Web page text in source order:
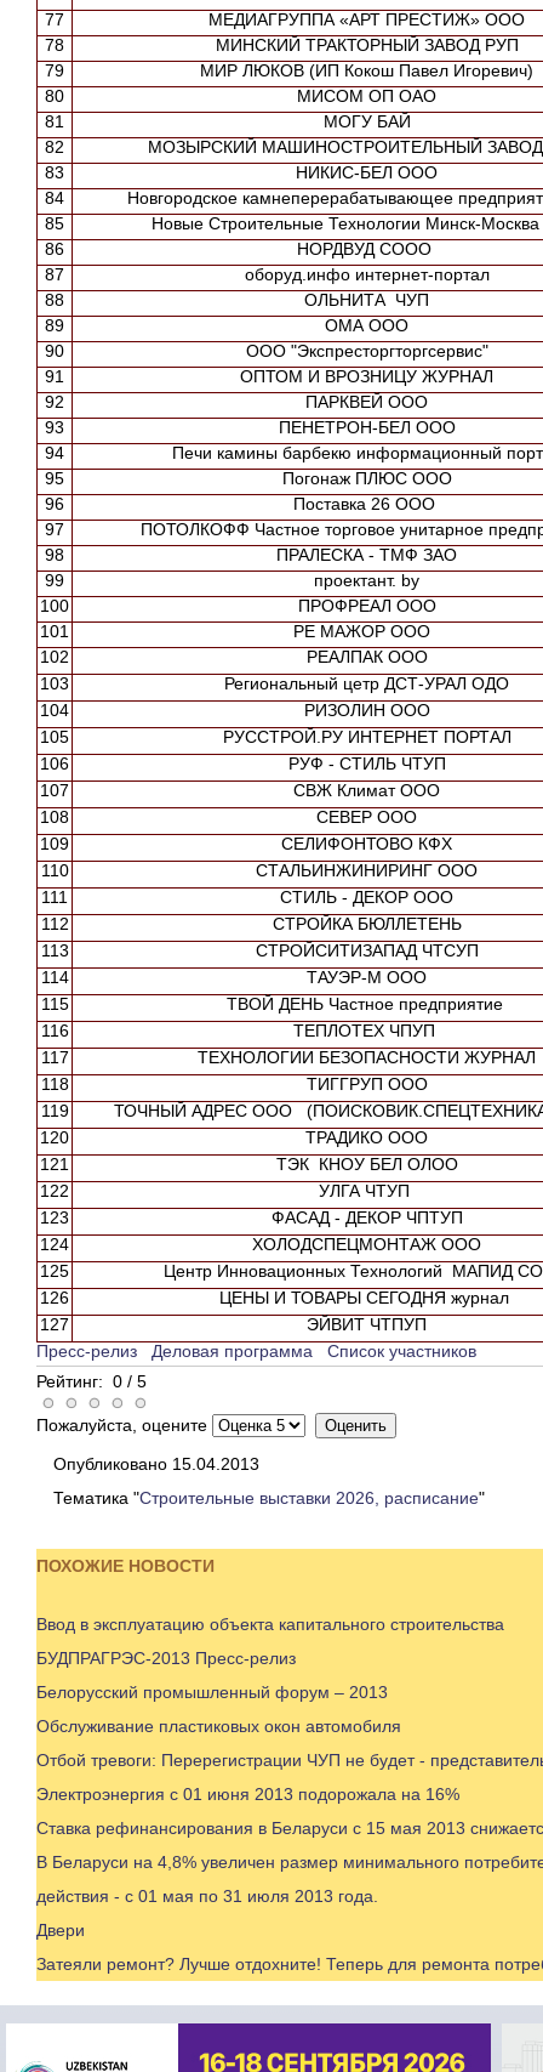
77
МЕДИАГРУППА «АРТ ПРЕСТИЖ» ООО
78
МИНСКИЙ ТРАКТОРНЫЙ ЗАВОД РУП
79
МИР ЛЮКОВ (ИП Кокош Павел Игоревич)
80
МИСОМ ОП ОАО
81
МОГУ БАЙ
82
МОЗЫРСКИЙ МАШИНОСТРОИТЕЛЬНЫЙ
83
НИКИС-БЕЛ ООО
84
Новгородское камнеперерабатывающее
85
Новые Строительные Технологии Минск-
86
НОРДВУД СООО
87
оборуд.инфо интернет-портал
88
ОЛЬНИТА ЧУП
89
ОМА ООО
90
ООО "Экспресторгторгсервис"
91
ОПТОМ И ВРОЗНИЦУ ЖУРНАЛ
92
ПАРКВЕЙ ООО
93
ПЕНЕТРОН-БЕЛ ООО
94
Печи камины барбекю информационный
95
Погонаж ПЛЮС ООО
96
Поставка 26 ООО
97
ПОТОЛКОФФ Частное торговое унитарное
98
ПРАЛЕСКА - ТМФ ЗАО
99
проектант. by
100
ПРОФРЕАЛ ООО
101
РЕ МАЖОР ООО
102
РЕАЛПАК ООО
103
Региональный цетр ДСТ-УРАЛ ОДО
104
РИЗОЛИН ООО
105
РУССТРОЙ.РУ ИНТЕРНЕТ ПОРТАЛ
106
РУФ - СТИЛЬ ЧТУП
107
СВЖ Климат ООО
108
СЕВЕР ООО
109
СЕЛИФОНТОВО КФХ
110
СТАЛЬИНЖИНИРИНГ ООО
111
СТИЛЬ - ДЕКОР ООО
112
СТРОЙКА БЮЛЛЕТЕНЬ
113
СТРОЙСИТИЗАПАД ЧТСУП
114
ТАУЭР-М ООО
115
ТВОЙ ДЕНЬ Частное предприятие
116
ТЕПЛОТЕХ ЧПУП
117
ТЕХНОЛОГИИ БЕЗОПАСНОСТИ ЖУРНАЛ
118
ТИГГРУП ООО
119
ТОЧНЫЙ АДРЕС ООО
120
ТРАДИКО ООО
121
ТЭК КНОУ БЕЛ ОЛОО
122
УЛГА ЧТУП
123
ФАСАД - ДЕКОР ЧПТУП
124
ХОЛОДСПЕЦМОНТАЖ ООО
125
Центр Инновационных Технологий МАПИД
126
ЦЕНЫ И ТОВАРЫ СЕГОДНЯ журнал
127
ЭЙВИТ ЧТПУП
Пресс-релиз Деловая программа Список участников
Рейтинг: 0 / 5
Пожалуйста, оцените
Опубликовано 15.04.2013
Тематика "Строительные выставки 2026, расписание"
ПОХОЖИЕ НОВОСТИ
Ввод в эксплуатацию объекта капитального строительства
БУДПРАГРЭС-2013 Пресс-релиз
Белорусский промышленный форум – 2013
Обслуживание пластиковых окон автомобиля
Отбой тревоги: Перерегистрации ЧУП не будет -
Электроэнергия с 01 июня 2013 подорожала на 16%
Ставка рефинансирования в Беларуси с 15 мая 2013
В Беларуси на 4,8% увеличен размер минимального
действия - с 01 мая по 31 июля 2013 года.
Двери
Затеяли ремонт? Лучше отдохните! Теперь для ремонта